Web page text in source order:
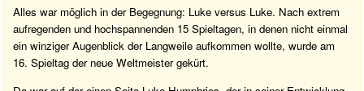
Alles war möglich in der Begegnung: Luke versus Luke. Nach extrem
aufregenden und hochspannenden 15 Spieltagen, in denen nicht einmal
ein winziger Augenblick der Langweile aufkommen wollte, wurde am
16. Spieltag der neue Weltmeister gekürt.